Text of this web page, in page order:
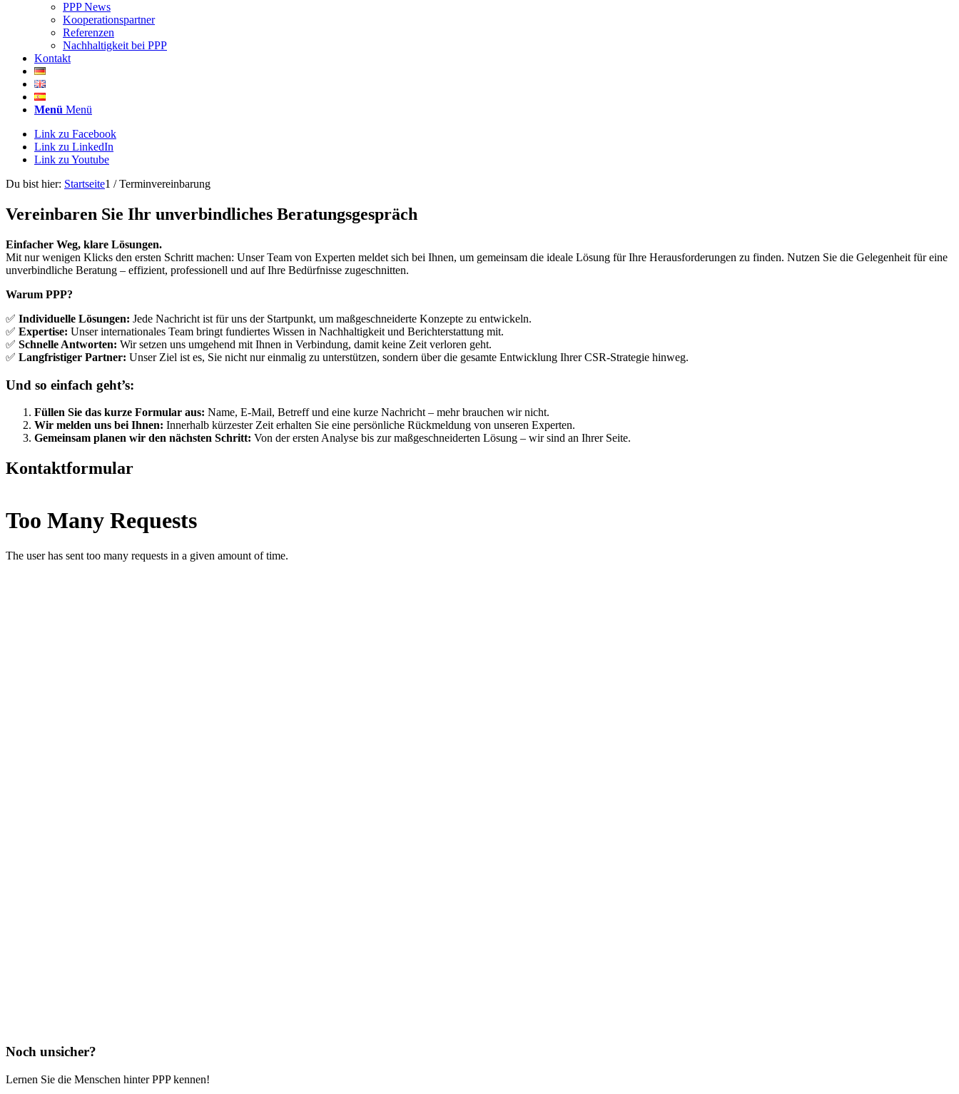
PPP News
Kooperationspartner
Referenzen
Nachhaltigkeit bei PPP
Kontakt
Menü Menü
Link zu Facebook
Link zu LinkedIn
Link zu Youtube
Du bist hier: Startseite1 / Terminvereinbarung
Vereinbaren Sie Ihr unverbindliches Beratungsgespräch
Einfacher Weg, klare Lösungen.
Mit nur wenigen Klicks den ersten Schritt machen: Unser Team von Experten meldet sich bei Ihnen, um gemeinsam die ideale Lösung für Ihre Herausforderungen zu finden. Nutzen Sie die Gelegenheit für eine
unverbindliche Beratung – effizient, professionell und auf Ihre Bedürfnisse zugeschnitten.
Warum PPP?
✅ Individuelle Lösungen: Jede Nachricht ist für uns der Startpunkt, um maßgeschneiderte Konzepte zu entwickeln.
✅ Expertise: Unser internationales Team bringt fundiertes Wissen in Nachhaltigkeit und Berichterstattung mit.
✅ Schnelle Antworten: Wir setzen uns umgehend mit Ihnen in Verbindung, damit keine Zeit verloren geht.
✅ Langfristiger Partner: Unser Ziel ist es, Sie nicht nur einmalig zu unterstützen, sondern über die gesamte Entwicklung Ihrer CSR-Strategie hinweg.
Und so einfach geht’s:
Füllen Sie das kurze Formular aus: Name, E-Mail, Betreff und eine kurze Nachricht – mehr brauchen wir nicht.
Wir melden uns bei Ihnen: Innerhalb kürzester Zeit erhalten Sie eine persönliche Rückmeldung von unseren Experten.
Gemeinsam planen wir den nächsten Schritt: Von der ersten Analyse bis zur maßgeschneiderten Lösung – wir sind an Ihrer Seite.
Kontaktformular
Noch unsicher?
Lernen Sie die Menschen hinter PPP kennen!